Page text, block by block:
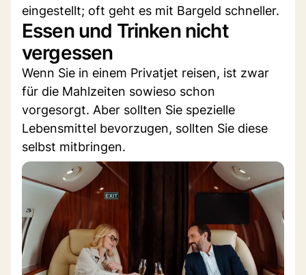
eingestellt; oft geht es mit Bargeld schneller.
Essen und Trinken nicht
vergessen
Wenn Sie in einem Privatjet reisen, ist zwar
für die Mahlzeiten sowieso schon
vorgesorgt. Aber sollten Sie spezielle
Lebensmittel bevorzugen, sollten Sie diese
selbst mitbringen.